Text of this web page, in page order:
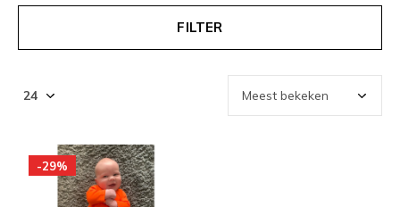
FILTER
-29%